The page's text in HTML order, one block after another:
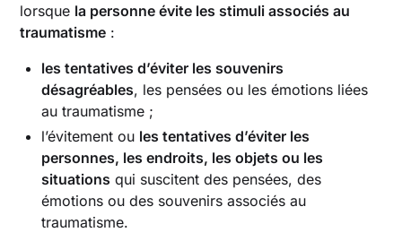
lorsque la personne évite les stimuli associés au
traumatisme :
les tentatives d’éviter les souvenirs
désagréables, les pensées ou les émotions liées
au traumatisme ;
l’évitement ou les tentatives d’éviter les
personnes, les endroits, les objets ou les
situations qui suscitent des pensées, des
émotions ou des souvenirs associés au
traumatisme.